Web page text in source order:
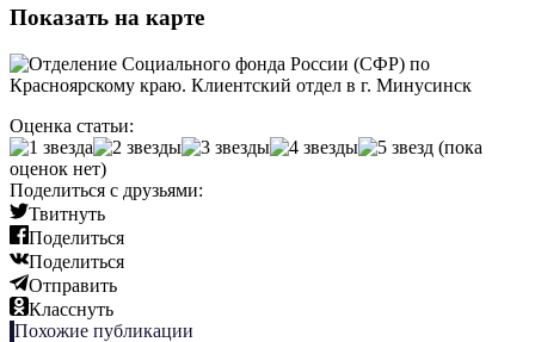
Показать на карте
Оценка статьи:
(пока
оценок нет)
Поделиться с друзьями:
Твитнуть
Поделиться
Поделиться
Отправить
Класснуть
Похожие публикации